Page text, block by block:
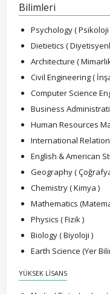
Bilimleri
Psychology ( Psikoloji
Dietietics (
Architecture (
Civil Engineering (
Computer Science
Business
Human Resources
International
English & American
Geography (
Chemistry ( Kimya )
Mathematics
Physics ( Fizik )
Biology ( Biyoloji )
Earth Science (Yer
YÜKSEK LİSANS